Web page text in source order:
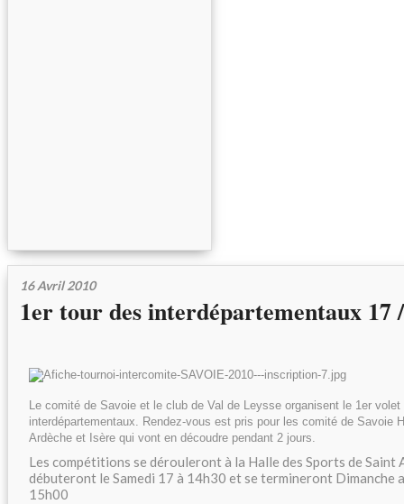
16 Avril 2010
1er tour des interdépartementaux 17
Le comité de Savoie et le club de Val de Leysse organisent le 1er volet
interdépartementaux. Rendez-vous est pris pour les comité de Savoie
Ardèche et Isère qui vont en découdre pendant 2 jours.
Les compétitions se dérouleront à la Halle des Sports de Saint
débuteront le Samedi 17 à 14h30 et se termineront Dimanche
15h00